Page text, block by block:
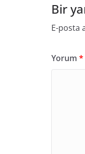
Bir
E-posta
Yorum *